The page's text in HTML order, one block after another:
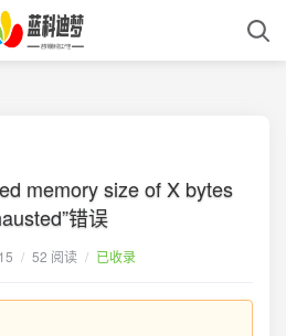
memory size of X bytes
错误
/ 52 阅读 / 已收录